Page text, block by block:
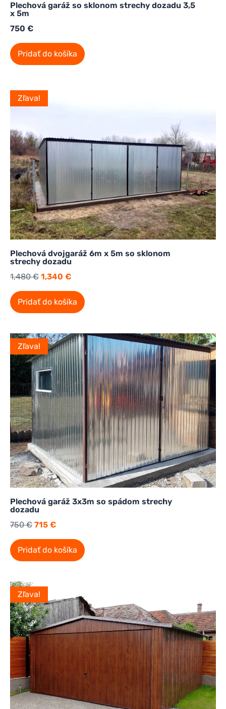
Plechová garáž so sklonom strechy dozadu 3,5
x 5m
750 €
Pridať do košíka
Zľava!
Plechová dvojgaráž 6m x 5m so sklonom
strechy dozadu
1,480€ 1,340 €
Pridať do košíka
Zľava!
Plechová garáž 3x3m so spádom strechy
dozadu
750€ 715 €
Pridať do košíka
Zľava!